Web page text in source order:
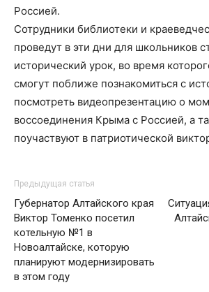
Россией.
Сотрудники библиотеки и
проведут в эти дни для школьников
исторический урок, во время
смогут поближе познакомиться с
посмотреть видеопрезентацию о
воссоединения Крыма с Россией, а
поучаствуют в патриотической
Предыдущая статья
Губернатор Алтайского края
Виктор Томенко посетил
котельную №1 в
Новоалтайске, которую
планируют модернизировать
в этом году